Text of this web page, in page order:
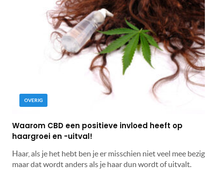
OVERIG
Waarom CBD een positieve invloed heeft op
haargroei en -uitval!
Haar, als je het hebt ben je er misschien niet veel mee bezig
maar dat wordt anders als je haar dun wordt of uitvalt.